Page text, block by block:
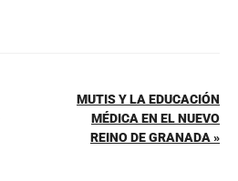
MUTIS Y LA EDUCACIÓN
MÉDICA EN EL NUEVO
REINO DE GRANADA »